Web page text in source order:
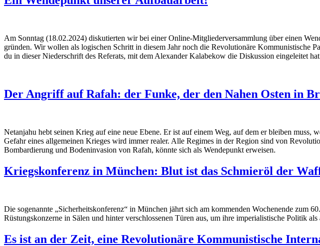
Am Sonntag (18.02.2024) diskutierten wir bei einer Online-Mitgliederversammlung über einen
gründen. Wir wollen als logischen Schritt in diesem Jahr noch die Revolutionäre Kommunistische
du in dieser Niederschrift des Referats, mit dem Alexander Kalabekow die Diskussion eingeleitet
Der Angriff auf Rafah: der Funke, der den Nahen Osten in
Netanjahu hebt seinen Krieg auf eine neue Ebene. Er ist auf einem Weg, auf dem er bleiben
Gefahr eines allgemeinen Krieges wird immer realer. Alle Regimes in der Region sind von
Bombardierung und Bodeninvasion von Rafah, könnte sich als Wendepunkt erweisen.
Kriegskonferenz in München: Blut ist das Schmieröl der
Die sogenannte „Sicherheitskonferenz“ in München jährt sich am kommenden Wochenende zum
Rüstungskonzerne in Sälen und hinter verschlossenen Türen aus, um ihre imperialistische Politik
Es ist an der Zeit, eine Revolutionäre Kommunistische